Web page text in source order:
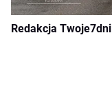
Redakcja Twoje7dni